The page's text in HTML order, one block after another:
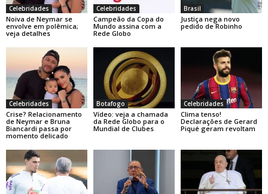
Celebridades
Noiva de Neymar se
envolve em polêmica;
veja detalhes
Celebridades
Campeão da Copa do
Mundo assina com a
Rede Globo
Brasil
Justiça nega novo
pedido de Robinho
Celebridades
Crise? Relacionamento
de Neymar e Bruna
Biancardi passa por
momento delicado
Botafogo
Vídeo: veja a chamada
da Rede Globo para o
Mundial de Clubes
Celebridades
Clima tenso!
Declarações de Gerard
Piqué geram revoltam